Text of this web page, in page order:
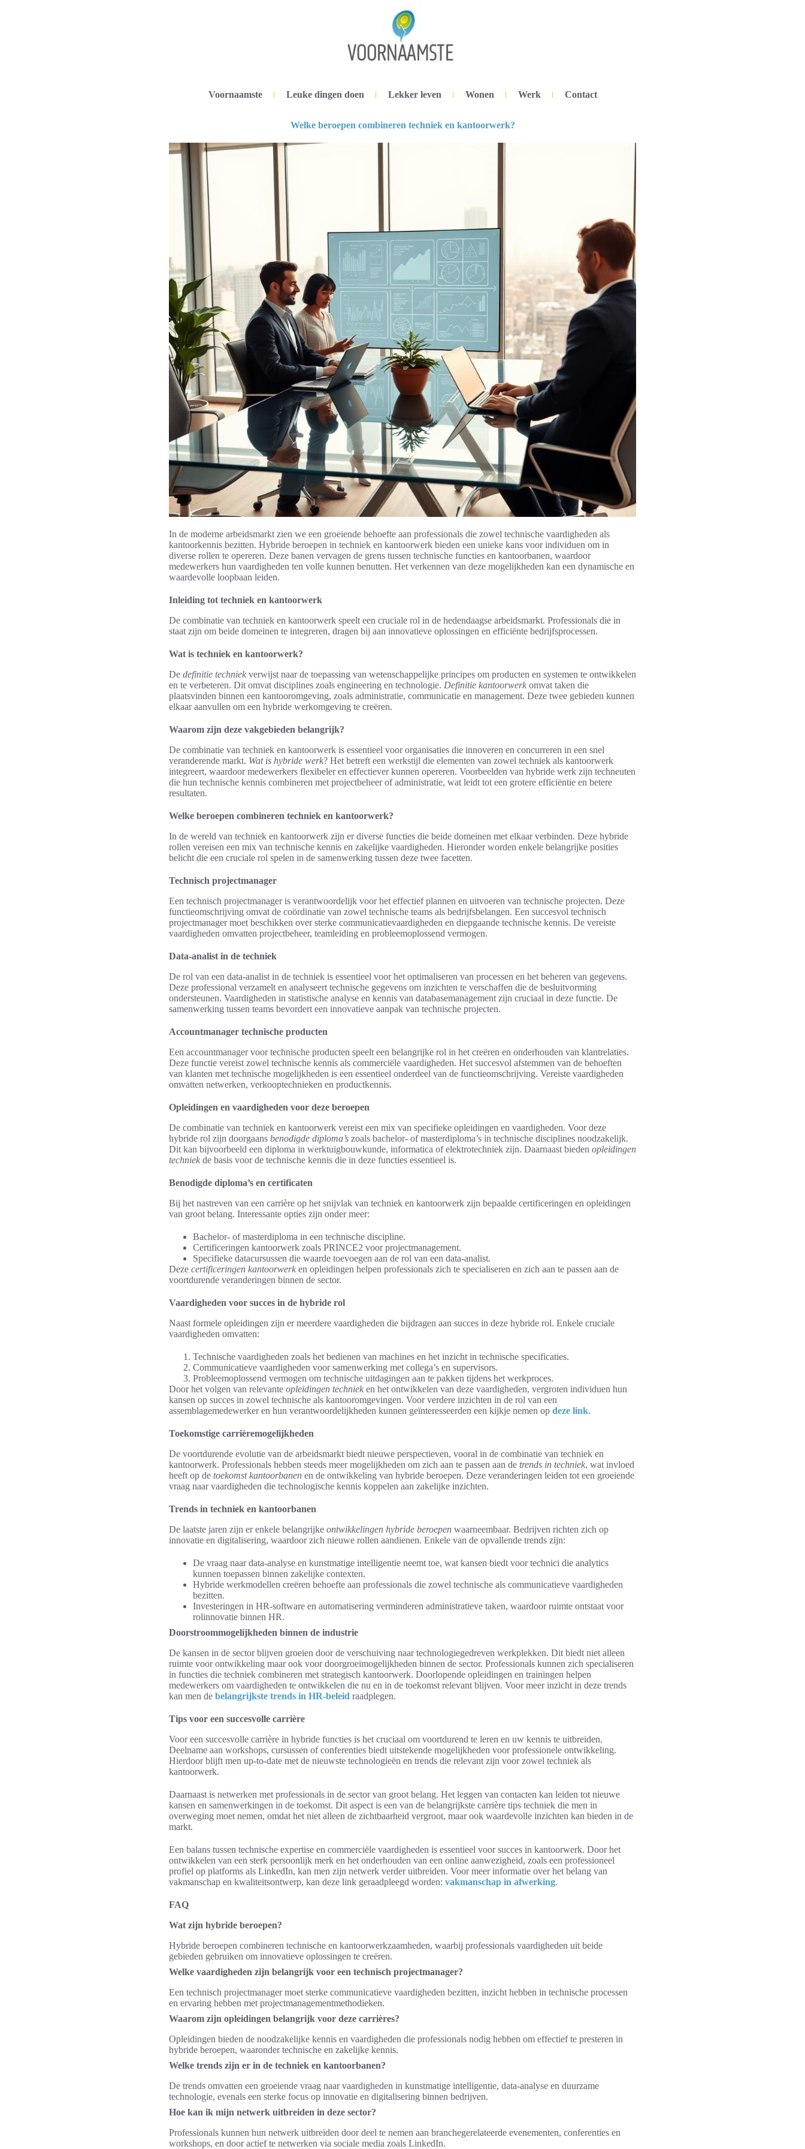
Voornaamste Leuke dingen doen Lekker leven Wonen Werk Contact
Welke beroepen combineren techniek en kantoorwerk?
In de moderne arbeidsmarkt zien we een groeiende behoefte aan professionals die zowel technische vaardigheden als
kantoorkennis bezitten. Hybride beroepen in techniek en kantoorwerk bieden een unieke kans voor individuen om in
diverse rollen te opereren. Deze banen vervagen de grens tussen technische functies en kantoorbanen, waardoor
medewerkers hun vaardigheden ten volle kunnen benutten. Het verkennen van deze mogelijkheden kan een dynamische en
waardevolle loopbaan leiden.
Inleiding tot techniek en kantoorwerk
De combinatie van techniek en kantoorwerk speelt een cruciale rol in de hedendaagse arbeidsmarkt. Professionals die in
staat zijn om beide domeinen te integreren, dragen bij aan innovatieve oplossingen en efficiënte bedrijfsprocessen.
Wat is techniek en kantoorwerk?
De definitie techniek verwijst naar de toepassing van wetenschappelijke principes om producten en systemen te ontwikkelen
en te verbeteren. Dit omvat disciplines zoals engineering en technologie. Definitie kantoorwerk omvat taken die
plaatsvinden binnen een kantooromgeving, zoals administratie, communicatie en management. Deze twee gebieden kunnen
elkaar aanvullen om een hybride werkomgeving te creëren.
Waarom zijn deze vakgebieden belangrijk?
De combinatie van techniek en kantoorwerk is essentieel voor organisaties die innoveren en concurreren in een snel
veranderende markt. Wat is hybride werk? Het betreft een werkstijl die elementen van zowel techniek als kantoorwerk
integreert, waardoor medewerkers flexibeler en effectiever kunnen opereren. Voorbeelden van hybride werk zijn techneuten
die hun technische kennis combineren met projectbeheer of administratie, wat leidt tot een grotere efficiëntie en betere
resultaten.
Welke beroepen combineren techniek en kantoorwerk?
In de wereld van techniek en kantoorwerk zijn er diverse functies die beide domeinen met elkaar verbinden. Deze hybride
rollen vereisen een mix van technische kennis en zakelijke vaardigheden. Hieronder worden enkele belangrijke posities
belicht die een cruciale rol spelen in de samenwerking tussen deze twee facetten.
Technisch projectmanager
Een technisch projectmanager is verantwoordelijk voor het effectief plannen en uitvoeren van technische projecten. Deze
functieomschrijving omvat de coördinatie van zowel technische teams als bedrijfsbelangen. Een succesvol technisch
projectmanager moet beschikken over sterke communicatievaardigheden en diepgaande technische kennis. De vereiste
vaardigheden omvatten projectbeheer, teamleiding en probleemoplossend vermogen.
Data-analist in de techniek
De rol van een data-analist in de techniek is essentieel voor het optimaliseren van processen en het beheren van gegevens.
Deze professional verzamelt en analyseert technische gegevens om inzichten te verschaffen die de besluitvorming
ondersteunen. Vaardigheden in statistische analyse en kennis van databasemanagement zijn cruciaal in deze functie. De
samenwerking tussen teams bevordert een innovatieve aanpak van technische projecten.
Accountmanager technische producten
Een accountmanager voor technische producten speelt een belangrijke rol in het creëren en onderhouden van klantrelaties.
Deze functie vereist zowel technische kennis als commerciële vaardigheden. Het succesvol afstemmen van de behoeften
van klanten met technische mogelijkheden is een essentieel onderdeel van de functieomschrijving. Vereiste vaardigheden
omvatten netwerken, verkooptechnieken en productkennis.
Opleidingen en vaardigheden voor deze beroepen
De combinatie van techniek en kantoorwerk vereist een mix van specifieke opleidingen en vaardigheden. Voor deze
hybride rol zijn doorgaans benodigde diploma’s zoals bachelor- of masterdiploma’s in technische disciplines noodzakelijk.
Dit kan bijvoorbeeld een diploma in werktuigbouwkunde, informatica of elektrotechniek zijn. Daarnaast bieden opleidingen
techniek de basis voor de technische kennis die in deze functies essentieel is.
Benodigde diploma’s en certificaten
Bij het nastreven van een carrière op het snijvlak van techniek en kantoorwerk zijn bepaalde certificeringen en opleidingen
van groot belang. Interessante opties zijn onder meer:
Bachelor- of masterdiploma in een technische discipline.
Certificeringen kantoorwerk zoals PRINCE2 voor projectmanagement.
Specifieke datacursussen die waarde toevoegen aan de rol van een data-analist.
Deze certificeringen kantoorwerk en opleidingen helpen professionals zich te specialiseren en zich aan te passen aan de
voortdurende veranderingen binnen de sector.
Vaardigheden voor succes in de hybride rol
Naast formele opleidingen zijn er meerdere vaardigheden die bijdragen aan succes in deze hybride rol. Enkele cruciale
vaardigheden omvatten:
Technische vaardigheden zoals het bedienen van machines en het inzicht in technische specificaties.
Communicatieve vaardigheden voor samenwerking met collega’s en supervisors.
Probleemoplossend vermogen om technische uitdagingen aan te pakken tijdens het werkproces.
Door het volgen van relevante opleidingen techniek en het ontwikkelen van deze vaardigheden, vergroten individuen hun
kansen op succes in zowel technische als kantooromgevingen. Voor verdere inzichten in de rol van een
assemblagemedewerker en hun verantwoordelijkheden kunnen geïnteresseerden een kijkje nemen op deze link.
Toekomstige carrièremogelijkheden
De voortdurende evolutie van de arbeidsmarkt biedt nieuwe perspectieven, vooral in de combinatie van techniek en
kantoorwerk. Professionals hebben steeds meer mogelijkheden om zich aan te passen aan de trends in techniek, wat invloed
heeft op de toekomst kantoorbanen en de ontwikkeling van hybride beroepen. Deze veranderingen leiden tot een groeiende
vraag naar vaardigheden die technologische kennis koppelen aan zakelijke inzichten.
Trends in techniek en kantoorbanen
De laatste jaren zijn er enkele belangrijke ontwikkelingen hybride beroepen waarneembaar. Bedrijven richten zich op
innovatie en digitalisering, waardoor zich nieuwe rollen aandienen. Enkele van de opvallende trends zijn:
De vraag naar data-analyse en kunstmatige intelligentie neemt toe, wat kansen biedt voor technici die analytics
kunnen toepassen binnen zakelijke contexten.
Hybride werkmodellen creëren behoefte aan professionals die zowel technische als communicatieve vaardigheden
bezitten.
Investeringen in HR-software en automatisering verminderen administratieve taken, waardoor ruimte ontstaat voor
rolinnovatie binnen HR.
Doorstroommogelijkheden binnen de industrie
De kansen in de sector blijven groeien door de verschuiving naar technologiegedreven werkplekken. Dit biedt niet alleen
ruimte voor ontwikkeling maar ook voor doorgroeimogelijkheden binnen de sector. Professionals kunnen zich specialiseren
in functies die techniek combineren met strategisch kantoorwerk. Doorlopende opleidingen en trainingen helpen
medewerkers om vaardigheden te ontwikkelen die nu en in de toekomst relevant blijven. Voor meer inzicht in deze trends
kan men de belangrijkste trends in HR-beleid raadplegen.
Tips voor een succesvolle carrière
Voor een succesvolle carrière in hybride functies is het cruciaal om voortdurend te leren en uw kennis te uitbreiden.
Deelname aan workshops, cursussen of conferenties biedt uitstekende mogelijkheden voor professionele ontwikkeling.
Hierdoor blijft men up-to-date met de nieuwste technologieën en trends die relevant zijn voor zowel techniek als
kantoorwerk.
Daarnaast is netwerken met professionals in de sector van groot belang. Het leggen van contacten kan leiden tot nieuwe
kansen en samenwerkingen in de toekomst. Dit aspect is een van de belangrijkste carrière tips techniek die men in
overweging moet nemen, omdat het niet alleen de zichtbaarheid vergroot, maar ook waardevolle inzichten kan bieden in de
markt.
Een balans tussen technische expertise en commerciële vaardigheden is essentieel voor succes in kantoorwerk. Door het
ontwikkelen van een sterk persoonlijk merk en het onderhouden van een online aanwezigheid, zoals een professioneel
profiel op platforms als LinkedIn, kan men zijn netwerk verder uitbreiden. Voor meer informatie over het belang van
vakmanschap en kwaliteitsontwerp, kan deze link geraadpleegd worden: vakmanschap in afwerking.
FAQ
Wat zijn hybride beroepen?
Hybride beroepen combineren technische en kantoorwerkzaamheden, waarbij professionals vaardigheden uit beide
gebieden gebruiken om innovatieve oplossingen te creëren.
Welke vaardigheden zijn belangrijk voor een technisch projectmanager?
Een technisch projectmanager moet sterke communicatieve vaardigheden bezitten, inzicht hebben in technische processen
en ervaring hebben met projectmanagementmethodieken.
Waarom zijn opleidingen belangrijk voor deze carrières?
Opleidingen bieden de noodzakelijke kennis en vaardigheden die professionals nodig hebben om effectief te presteren in
hybride beroepen, waaronder technische en zakelijke kennis.
Welke trends zijn er in de techniek en kantoorbanen?
De trends omvatten een groeiende vraag naar vaardigheden in kunstmatige intelligentie, data-analyse en duurzame
technologie, evenals een sterke focus op innovatie en digitalisering binnen bedrijven.
Hoe kan ik mijn netwerk uitbreiden in deze sector?
Professionals kunnen hun netwerk uitbreiden door deel te nemen aan branchegerelateerde evenementen, conferenties en
workshops, en door actief te netwerken via sociale media zoals LinkedIn.